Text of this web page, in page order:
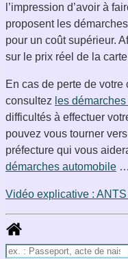
l’impression d’avoir à
proposent les
pour un coût supérieur.
sur le prix réel de la
En cas de perte de votre
consultez les
difficultés à effectuer
pouvez vous tourner
préfecture qui vous
démarches automobile
Vidéo explicative :